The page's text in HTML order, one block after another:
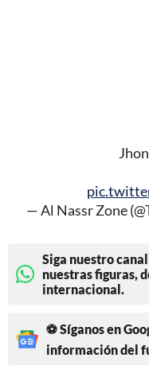
— Al Nassr Zone
Siga nuestro
nuestras figuras,
internacional.
⚽ Síganos en
información del